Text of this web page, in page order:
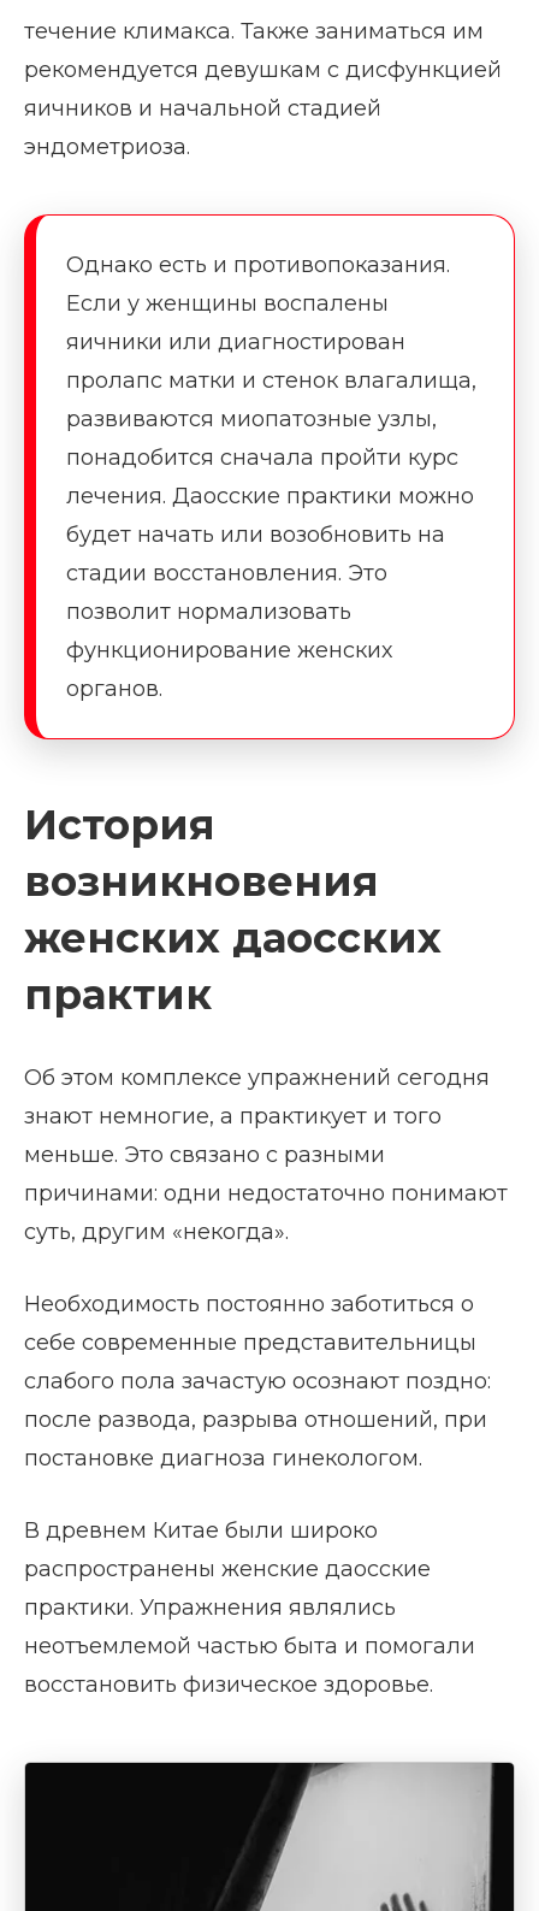
течение климакса. Также заниматься им
рекомендуется девушкам с дисфункцией
яичников и начальной стадией
эндометриоза.
Однако есть и противопоказания.
Если у женщины воспалены
яичники или диагностирован
пролапс матки и стенок влагалища,
развиваются миопатозные узлы,
понадобится сначала пройти курс
лечения. Даосские практики можно
будет начать или возобновить на
стадии восстановления. Это
позволит нормализовать
функционирование женских
органов.
История
возникновения
женских даосских
практик
Об этом комплексе упражнений сегодня
знают немногие, а практикует и того
меньше. Это связано с разными
причинами: одни недостаточно понимают
суть, другим «некогда».
Необходимость постоянно заботиться о
себе современные представительницы
слабого пола зачастую осознают поздно:
после развода, разрыва отношений, при
постановке диагноза гинекологом.
В древнем Китае были широко
распространены женские даосские
практики. Упражнения являлись
неотъемлемой частью быта и помогали
восстановить физическое здоровье.